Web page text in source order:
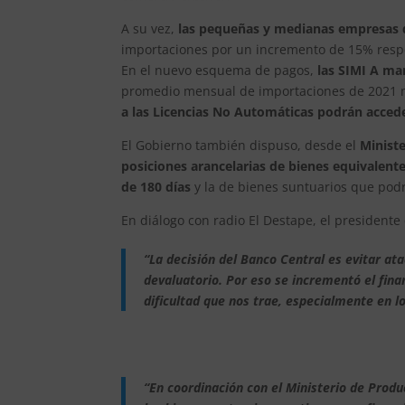
A su vez, las pequeñas y medianas
importaciones por un incremento de 15%
En el nuevo esquema de pagos, las SIMI A
promedio mensual de importaciones de 2021
a las Licencias No Automáticas podrán
El Gobierno también dispuso, desde el
posiciones arancelarias de bienes
de 180 días y la de bienes suntuarios que
En diálogo con radio El Destape, el presidente
“La decisión del Banco Central es evitar
devaluatorio. Por eso se incrementó el
dificultad que nos trae, especialmente en
“En coordinación con el Ministerio de